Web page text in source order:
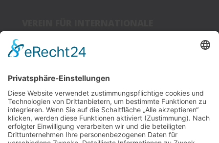
JUGENDARBEIT
BUNDESVEREIN E.V.
90478 Nürnberg
LINKS
Kontakt